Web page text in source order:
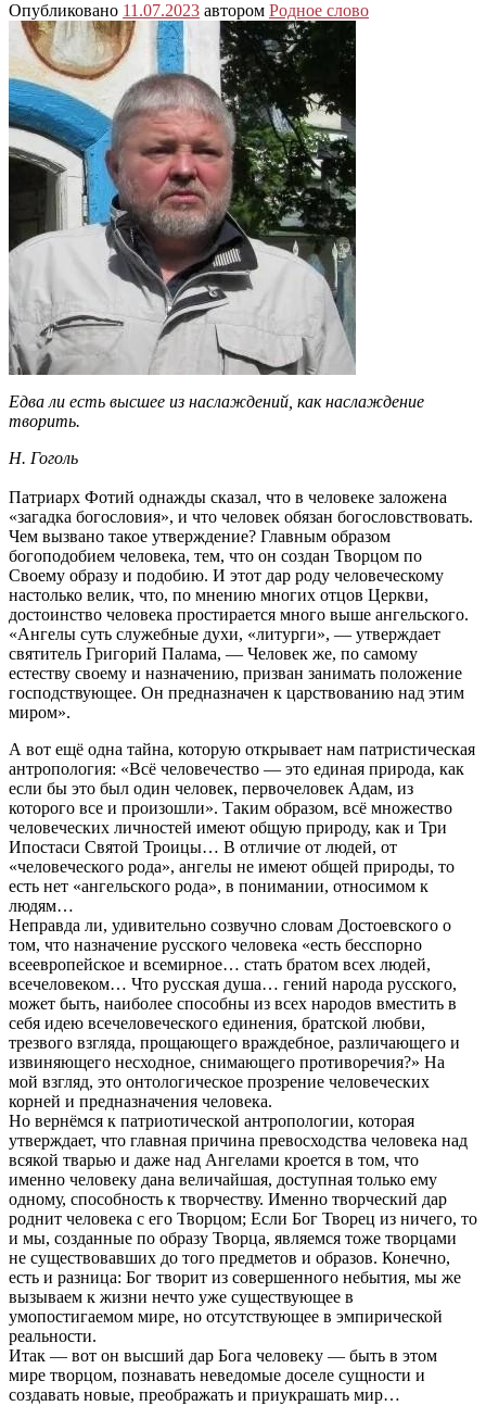
Опубликовано 11.07.2023 автором Родное слово
Едва ли есть высшее из наслаждений, как наслаждение
творить.
Н. Гоголь
Патриарх Фотий однажды сказал, что в человеке заложена
«загадка богословия», и что человек обязан богословствовать.
Чем вызвано такое утверждение? Главным образом
богоподобием человека, тем, что он создан Творцом по
Своему образу и подобию. И этот дар роду человеческому
настолько велик, что, по мнению многих отцов Церкви,
достоинство человека простирается много выше ангельского.
«Ангелы суть служебные духи, «литурги», — утверждает
святитель Григорий Палама, — Человек же, по самому
естеству своему и назначению, призван занимать положение
господствующее. Он предназначен к царствованию над этим
миром».
А вот ещё одна тайна, которую открывает нам патристическая
антропология: «Всё человечество — это единая природа, как
если бы это был один человек, первочеловек Адам, из
которого все и произошли». Таким образом, всё множество
человеческих личностей имеют общую природу, как и Три
Ипостаси Святой Троицы… В отличие от людей, от
«человеческого рода», ангелы не имеют общей природы, то
есть нет «ангельского рода», в понимании, относимом к
людям…
Неправда ли, удивительно созвучно словам Достоевского о
том, что назначение русского человека «есть бесспорно
всеевропейское и всемирное… стать братом всех людей,
всечеловеком… Что русская душа… гений народа русского,
может быть, наиболее способны из всех народов вместить в
себя идею всечеловеческого единения, братской любви,
трезвого взгляда, прощающего враждебное, различающего и
извиняющего несходное, снимающего противоречия?» На
мой взгляд, это онтологическое прозрение человеческих
корней и предназначения человека.
Но вернёмся к патриотической антропологии, которая
утверждает, что главная причина превосходства человека над
всякой тварью и даже над Ангелами кроется в том, что
именно человеку дана величайшая, доступная только ему
одному, способность к творчеству. Именно творческий дар
роднит человека с его Творцом; Если Бог Творец из ничего, то
и мы, созданные по образу Творца, являемся тоже творцами
не существовавших до того предметов и образов. Конечно,
есть и разница: Бог творит из совершенного небытия, мы же
вызываем к жизни нечто уже существующее в
умопостигаемом мире, но отсутствующее в эмпирической
реальности.
Итак — вот он высший дар Бога человеку — быть в этом
мире творцом, познавать неведомые доселе сущности и
создавать новые, преображать и приукрашать мир…